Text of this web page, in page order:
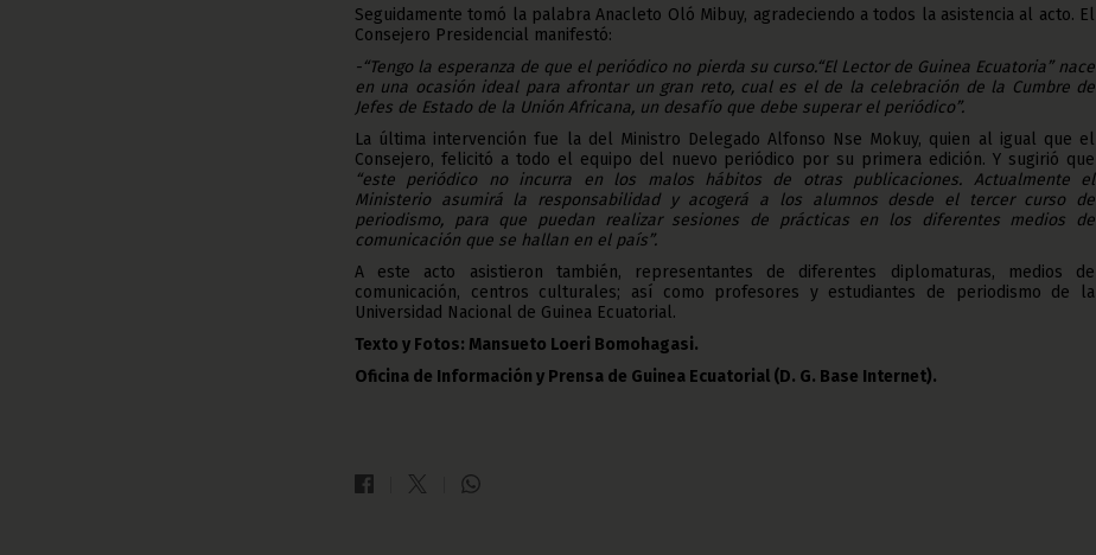
Seguidamente tomó la palabra Anacleto Oló Mibuy, agradeciendo a todos la asistencia al acto. El
Consejero Presidencial manifestó:
-“Tengo la esperanza de que el periódico no pierda su curso.“El Lector de Guinea Ecuatoria” nace
en una ocasión ideal para afrontar un gran reto, cual es el de la celebración de la Cumbre de
Jefes de Estado de la Unión Africana, un desafío que debe superar el periódico”.
La última intervención fue la del Ministro Delegado Alfonso Nse Mokuy, quien al igual que el
Consejero, felicitó a todo el equipo del nuevo periódico por su primera edición. Y sugirió que
“este periódico no incurra en los malos hábitos de otras publicaciones. Actualmente el
Ministerio asumirá la responsabilidad y acogerá a los alumnos desde el tercer curso de
periodismo, para que puedan realizar sesiones de prácticas en los diferentes medios de
comunicación que se hallan en el país”.
A este acto asistieron también, representantes de diferentes diplomaturas, medios de
comunicación, centros culturales; así como profesores y estudiantes de periodismo de la
Universidad Nacional de Guinea Ecuatorial.
Texto y Fotos: Mansueto Loeri Bomohagasi.
Oficina de Información y Prensa de Guinea Ecuatorial (D. G. Base Internet).